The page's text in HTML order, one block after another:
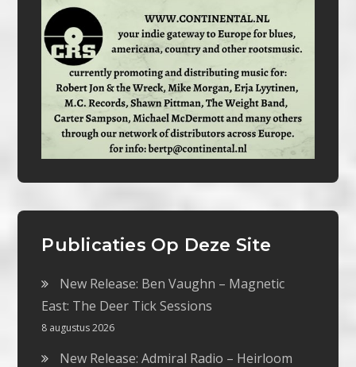
Publicaties Op Deze Site
New Release: Ben Vaughn – Magnetic
East: The Deer Tick Sessions
8 augustus 2026
New Release: Admiral Radio – Heirloom